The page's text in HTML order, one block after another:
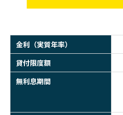
金利（実質年率）
貸付限度額
無利息期間